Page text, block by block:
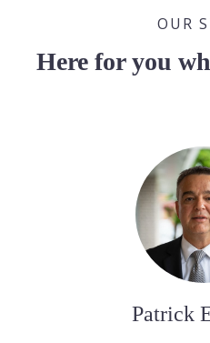
OUR
Here for you
Patrick